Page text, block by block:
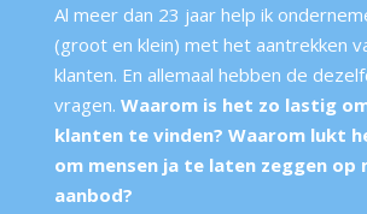
Al meer dan 23 jaar help ik
(groot en klein) met het aantrekken
klanten. En allemaal hebben de
vragen. Waarom is het zo lastig
klanten te vinden? Waarom lukt
om mensen ja te laten zeggen op
aanbod?